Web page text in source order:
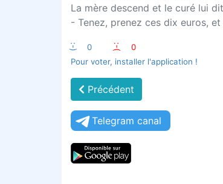
La mère descend et le curé lui
- Tenez, prenez ces dix euros,
:-) 0 :-(
0
Pour voter, installer l'application !
Précédent
Telegram canal